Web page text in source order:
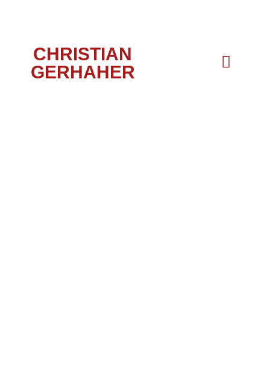
CHRISTIAN
GERHAHER